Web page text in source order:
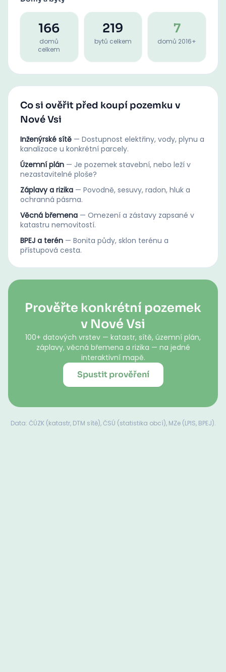
166
domů
celkem
219
bytů celkem
7
domů 2016+
Co si ověřit před koupí pozemku v
Nové Vsi
Inženýrské sítě — Dostupnost elektřiny, vody, plynu a
kanalizace u konkrétní parcely.
Územní plán — Je pozemek stavební, nebo leží v
nezastavitelné ploše?
Záplavy a rizika — Povodně, sesuvy, radon, hluk a
ochranná pásma.
Věcná břemena — Omezení a zástavy zapsané v
katastru nemovitostí.
BPEJ a terén — Bonita půdy, sklon terénu a
přístupová cesta.
Prověřte konkrétní pozemek
v Nové Vsi
100+ datových vrstev — katastr, sítě, územní plán,
záplavy, věcná břemena a rizika — na jedné
interaktivní mapě.
Spustit prověření
Data: ČÚZK (katastr, DTM sítě), ČSÚ (statistika obcí), MZe (LPIS, BPEJ).